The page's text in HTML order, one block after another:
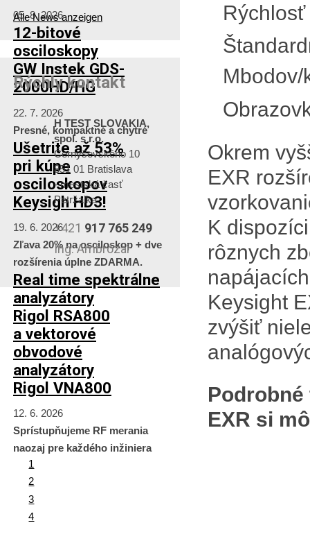
Okrem
EXR
K
rôznych
Keysight
zvýšiť
EXR si
05. 8. 2026
12-bitové
osciloskopy
GW Instek GDS-
2000HD/HG
22. 7. 2026
Presné, kompaktné a chytré
Ušetrite až 53%
pri kúpe
osciloskopov
Keysigh HD3!
19. 6. 2026
Zľava 20% na osciloskop + dve
rozšírenia úplne ZDARMA.
Real time spektrálne
analyzátory
Rigol RSA800
a vektorové
obvodové
analyzátory
Rigol VNA800
12. 6. 2026
Sprístupňujeme RF merania
naozaj pre každého inžiniera
1
2
3
4
Alle News anzeigen
Rýchly kontakt
H TEST SLOVAKIA,
spol. s r.o.
Černyševského 10
851 01 Bratislava
- mestská časť
Petržalka
+421 917 765 249
Ing. Ambrózai